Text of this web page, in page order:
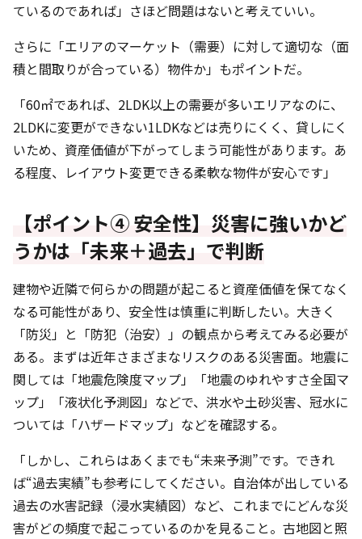
ているのであれば」さほど問題はないと考えていい。
さらに「エリアのマーケット（需要）に対して適切な（面
積と間取りが合っている）物件か」もポイントだ。
「60㎡であれば、2LDK以上の需要が多いエリアなのに、
2LDKに変更ができない1LDKなどは売りにくく、貸しにく
いため、資産価値が下がってしまう可能性があります。あ
る程度、レイアウト変更できる柔軟な物件が安心です」
【ポイント④ 安全性】災害に強いかど
うかは「未来＋過去」で判断
建物や近隣で何らかの問題が起こると資産価値を保てなく
なる可能性があり、安全性は慎重に判断したい。大きく
「防災」と「防犯（治安）」の観点から考えてみる必要が
ある。まずは近年さまざまなリスクのある災害面。地震に
関しては「地震危険度マップ」「地震のゆれやすさ全国マ
ップ」「液状化予測図」などで、洪水や土砂災害、冠水に
ついては「ハザードマップ」などを確認する。
「しかし、これらはあくまでも“未来予測”です。できれ
ば“過去実績”も参考にしてください。自治体が出している
過去の水害記録（浸水実績図）など、これまでにどんな災
害がどの頻度で起こっているのかを見ること。古地図と照